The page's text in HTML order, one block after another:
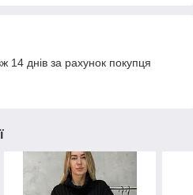
14 днів за рахунок покупця